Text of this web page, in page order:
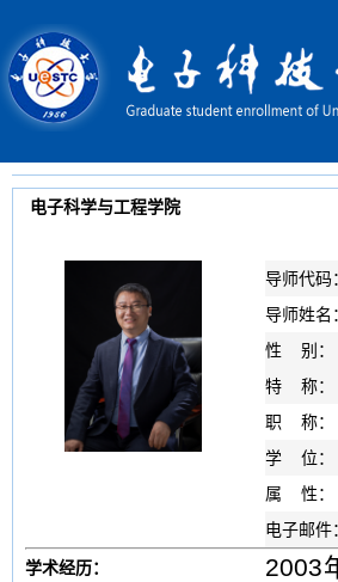
电子科学与工程学院
导师代码：
导师姓名：
性 别：
特 称：
职 称：
学 位：
属 性：
电子邮件：
学术经历：
2003